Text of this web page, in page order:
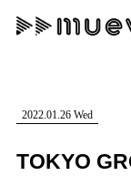
記事を検索する
"読者の声を
2022.01.26 Wed
TOKYO